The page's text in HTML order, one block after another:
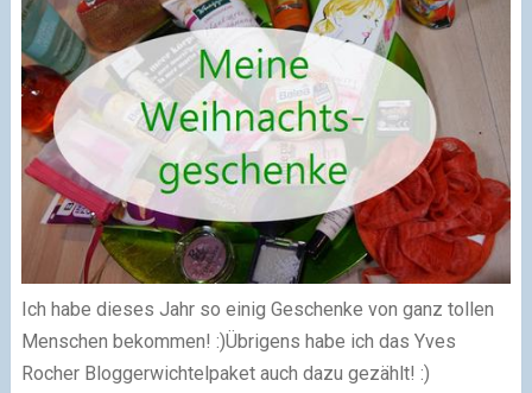
Ich habe dieses Jahr so einig Geschenke von ganz tollen
Menschen bekommen! :)Übrigens habe ich das Yves
Rocher Bloggerwichtelpaket auch dazu gezählt! :)